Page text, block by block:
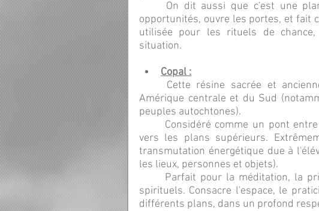
opportunités, ouvre les portes, et fait
utilisée pour les rituels de
situation.
Copal :
Amérique centrale et du Sud
peuples autochtones).
vers les plans supérieurs.
transmutation énergétique due à
les lieux, personnes et objets).
spirituels. Consacre l'espace, le
différents plans, dans un profond